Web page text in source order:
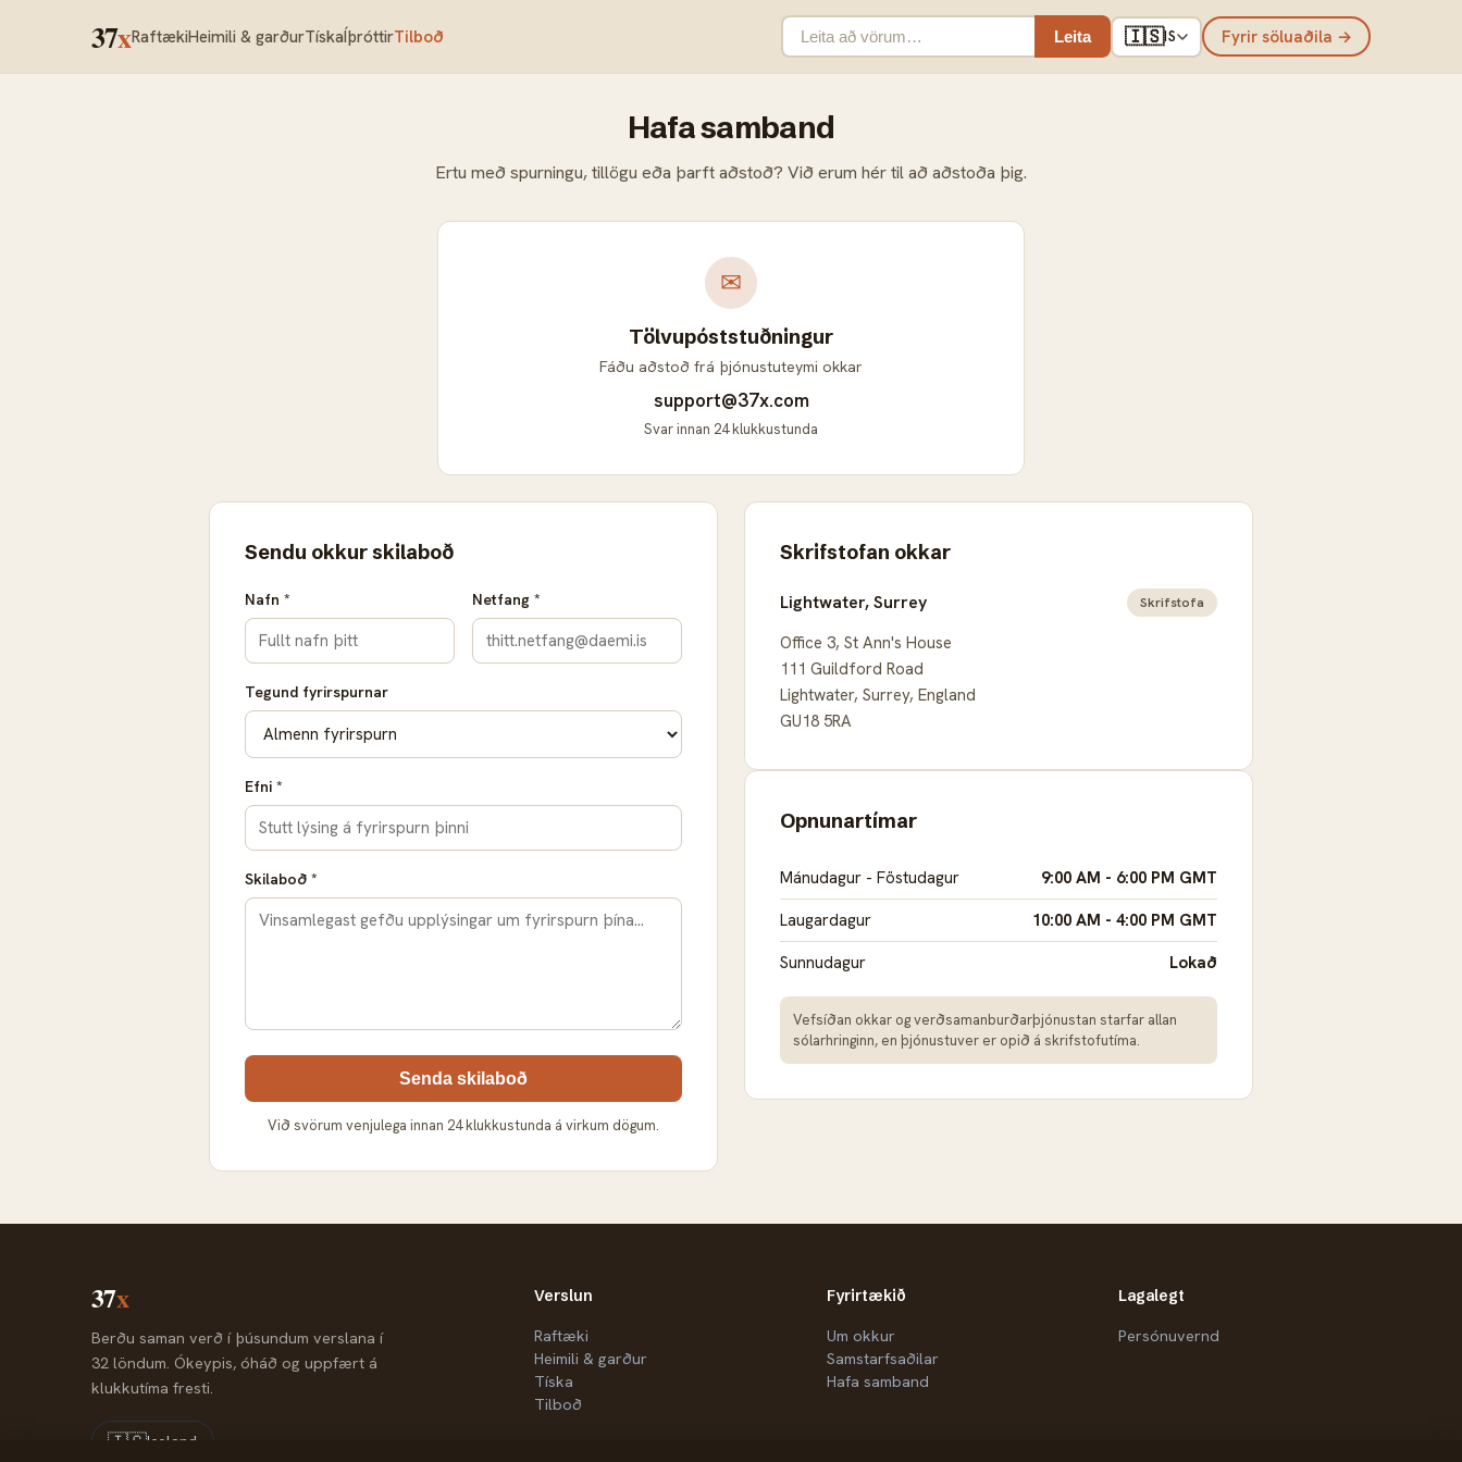
37xRaftækiHeimili & garðurTískaÍþróttirTilboð Leita 🇮🇸IS Fyrir söluaðila →
Hafa samband
Ertu með spurningu, tillögu eða þarft aðstoð? Við erum hér til að aðstoða þig.
✉
Tölvupóststuðningur
Fáðu aðstoð frá þjónustuteymi okkar
support@37x.com
Svar innan 24 klukkustunda
Sendu okkur skilaboð
Nafn * Netfang *
Tegund fyrirspurnar
Efni *
Skilaboð *
Senda skilaboð
Við svörum venjulega innan 24 klukkustunda á virkum dögum.
Skrifstofan okkar
Lightwater, Surrey Skrifstofa
Office 3, St Ann's House
111 Guildford Road
Lightwater, Surrey, England
GU18 5RA
Opnunartímar
Mánudagur - Föstudagur
9:00 AM - 6:00 PM GMT
Laugardagur
10:00 AM - 4:00 PM GMT
Sunnudagur
Lokað
Vefsíðan okkar og verðsamanburðarþjónustan starfar allan
sólarhringinn, en þjónustuver er opið á skrifstofutíma.
37x
Berðu saman verð í þúsundum verslana í
32 löndum. Ókeypis, óháð og uppfært á
klukkutíma fresti.
🇮🇸Iceland
Verslun
Raftæki
Heimili & garður
Tíska
Tilboð
Fyrirtækið
Um okkur
Samstarfsaðilar
Hafa samband
Lagalegt
Persónuvernd